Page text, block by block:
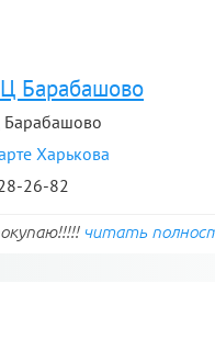
Барабашово
Барабашово
Харькова
26-82
читать